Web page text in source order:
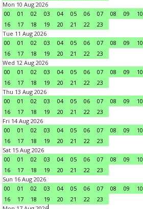
Mon 10 Aug 2026
00
01 02 03 04 05 06 07 08 09 10
16
17 18 19 20 21 22
23
Tue 11 Aug 2026
00
01 02 03 04 05 06 07 08 09 10
16
17 18 19 20 21 22
23
Wed 12 Aug 2026
00
01 02 03 04 05 06 07 08 09 10
16
17 18 19 20 21 22
23
Thu 13 Aug 2026
00
01 02 03 04 05 06 07 08 09 10
16
17 18 19 20 21 22
23
Fri 14 Aug 2026
00
01 02 03 04 05 06 07 08 09 10
16
17 18 19 20 21 22
23
Sat 15 Aug 2026
00
01 02 03 04 05 06 07 08 09 10
16
17 18 19 20 21 22
23
Sun 16 Aug 2026
00
01 02 03 04 05 06 07 08 09 10
16
17 18 19 20 21 22
23